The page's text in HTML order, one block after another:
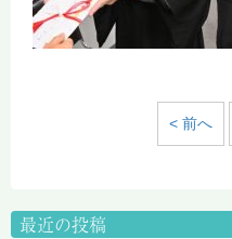
< 前へ
最近の投稿